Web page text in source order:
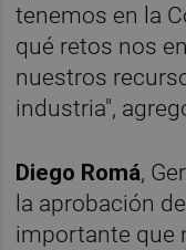
tenemos en la
qué retos nos
nuestros
industria",
Diego Romá,
la aprobación
importante que